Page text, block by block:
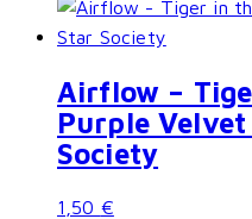
Airflow –
Purple
Society
1,50 €